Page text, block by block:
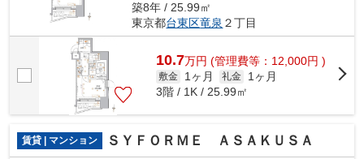
築8年 / 25.99㎡
東京都台東区竜泉 ２丁目
10.7万円 (管理費等：12,000円 )
敷金 1ヶ月 礼金
1ヶ月
3階 / 1K / 25.99㎡
賃貸 | マンション ＳＹＦＯＲＭＥ ＡＳＡＫＵＳＡ